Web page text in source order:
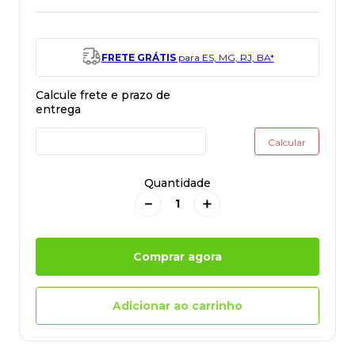
FRETE GRÁTISpara ES, MG, RJ, BA*
Quantidade
＋
－
Comprar agora
Adicionar ao carrinho